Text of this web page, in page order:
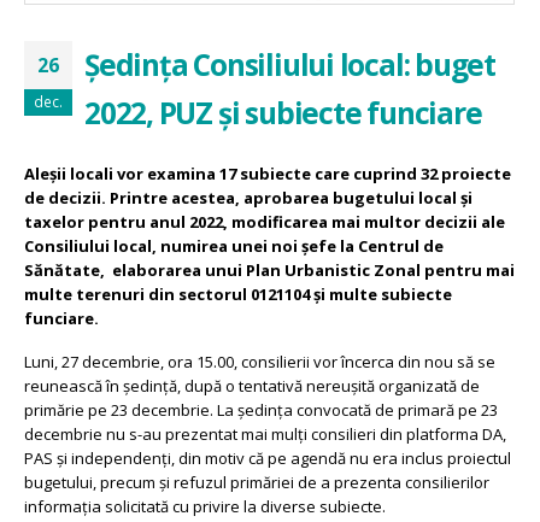
26
dec.
Ședința Consiliului local: buget
2022, PUZ și subiecte funciare
Aleșii locali vor examina 17 subiecte care cuprind 32 proiecte
de decizii. Printre acestea, aprobarea bugetului local și
taxelor pentru anul 2022, modificarea mai multor decizii ale
Consiliului local, numirea unei noi șefe la Centrul de
Sănătate, elaborarea unui Plan Urbanistic Zonal pentru mai
multe terenuri din sectorul 0121104 și multe subiecte
funciare.
Luni, 27 decembrie, ora 15.00, consilierii vor încerca din nou să se
reunească în ședință, după o tentativă nereușită organizată de
primărie pe 23 decembrie. La ședința convocată de primară pe 23
decembrie nu s-au prezentat mai mulți consilieri din platforma DA,
PAS și independenți, din motiv că pe agendă nu era inclus proiectul
bugetului, precum și refuzul primăriei de a prezenta consilierilor
informația solicitată cu privire la diverse subiecte.